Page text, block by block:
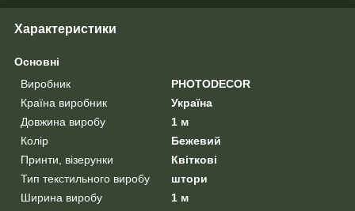
Характеристики
Основні
Виробник
PHOTODECOR
Країна виробник
Україна
Довжина виробу
1 м
Колір
Бежевий
Принти, візерунки
Квіткові
Тип текстильного виробу
штори
Ширина виробу
1 м